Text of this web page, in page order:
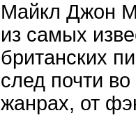
Майкл Джон
из самых
британских
след почти
жанрах, от